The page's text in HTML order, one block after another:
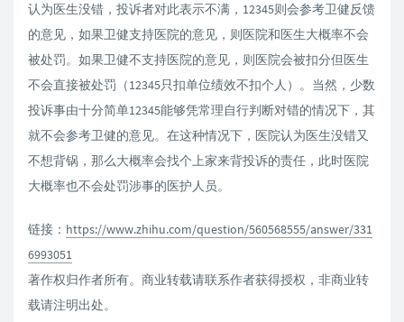
认为医生没错，投诉者对此表示不满，12345则会参考卫健反馈
的意见，如果卫健支持医院的意见，则医院和医生大概率不会
被处罚。如果卫健不支持医院的意见，则医院会被扣分但医生
不会直接被处罚（12345只扣单位绩效不扣个人）。当然，少数
投诉事由十分简单12345能够凭常理自行判断对错的情况下，其
就不会参考卫健的意见。在这种情况下，医院认为医生没错又
不想背锅，那么大概率会找个上家来背投诉的责任，此时医院
大概率也不会处罚涉事的医护人员。
链接： https://www.zhihu.com/question/560568555/answer/331
6993051
著作权归作者所有。商业转载请联系作者获得授权，非商业转
载请注明出处。